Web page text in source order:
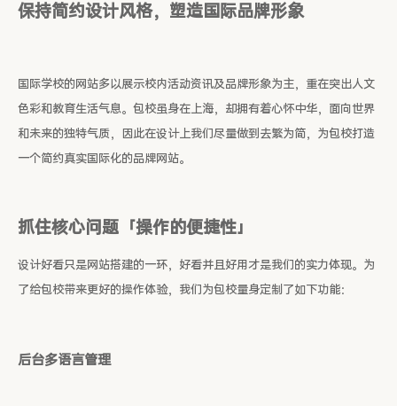
保持简约设计风格，塑造国际品牌形象
国际学校的网站多以展示校内活动资讯及品牌形象为主，重在突出人文
色彩和教育生活气息。包校虽身在上海，却拥有着心怀中华，面向世界
和未来的独特气质，因此在设计上我们尽量做到去繁为简，为包校打造
一个简约真实国际化的品牌网站。
抓住核心问题「操作的便捷性」
设计好看只是网站搭建的一环，好看并且好用才是我们的实力体现。为
了给包校带来更好的操作体验，我们为包校量身定制了如下功能：
后台多语言管理